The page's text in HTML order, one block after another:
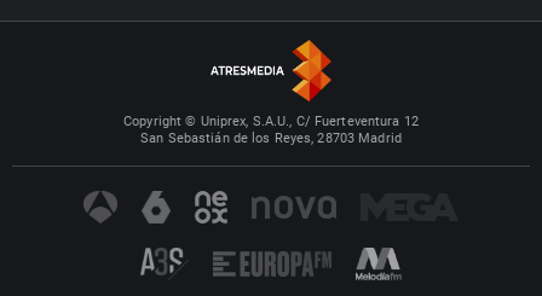
Copyright © Uniprex, S.A.U., C/ Fuerteventura 12
San Sebastián de los Reyes, 28703 Madrid